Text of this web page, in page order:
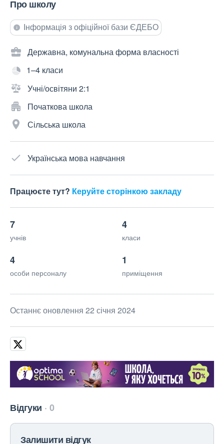
Про школу
Інформація з офіційної бази ЄДЕБО
Державна, комунальна форма власності
1–4 класи
Учні/освітяни 2:1
Початкова школа
Сільська школа
Українська мова навчання
Працюєте тут? Керуйте сторінкою закладу
7
учнів
4
класи
4
особи персоналу
1
приміщення
Останнє оновлення 22 січня 2024
Відгуки 0
Залишити відгук